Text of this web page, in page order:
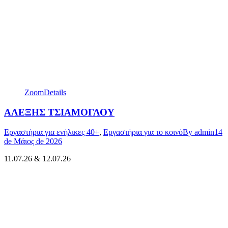
ZoomDetails
ΑΛΕΞΗΣ ΤΣΙΑΜΟΓΛΟΥ
Εργαστήρια για ενήλικες 40+, Εργαστήρια για το κοινόBy admin14
de Μάιος de 2026
11.07.26 & 12.07.26